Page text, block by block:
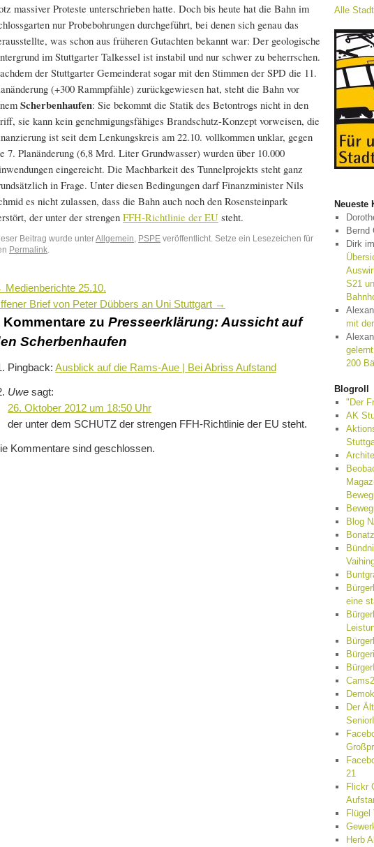
massiver Proteste unterschrieben hatte. Doch bis heute hat die Bahn im
nur Probebohrungen durchgeführt, bei denen sich genau das
was schon aus früheren Gutachten bekannt war: Der geologische
im Stuttgarter Talkessel ist instabil und nur schwer zu beherrschen.
der Stuttgarter Gemeinderat sogar mit den Stimmen der SPD die 11.
(+300 Rammpfähle) zurückgewiesen hat, steht die Bahn vor
Scherbenhaufen: Sie bekommt die Statik des Betontrogs nicht in den
sie kann kein genehmigungsfähiges Brandschutz-Konzept vorweisen, die
ist seit dem Lenkungskreis am 22.10. vollkommen unklar, gegen
7. Planänderung (6,8 Mrd. Liter Grundwasser) wurden über 10.000
eingereicht. Die Machbarkeit des Tunnelprojekts steht ganz
in Frage. Unter diesen Bedingungen darf Finanzminister Nils
es nicht zulassen, dass die Bahn auch noch den Rosensteinpark
der unter der strengen FFH-Richtlinie der EU steht.
Beitrag wurde unterAllgemein PSPE veröffentlicht. Setze ein Lesezeichen für
Permalink
Medienberichte 25.10.
Brief von Peter Dübbers an Uni Stuttgart →
Kommentare zu Presseerklärung: Aussicht auf
Scherbenhaufen
Pingback:Ausblick auf die Rams-Aue | Bei Abriss Aufstand
Uwe sagt:
26. Oktober 2012 um 18:50 Uhr
der unter dem SCHUTZ der strengen FFH-Richtlinie der EU steht.
Kommentare sind geschlossen.
Alle
Neueste
Bernd
Dirk
S21
mit
200
Blogroll
"Der
AK
Blog
eine
Der
21
Flickr
Flügel
Herb